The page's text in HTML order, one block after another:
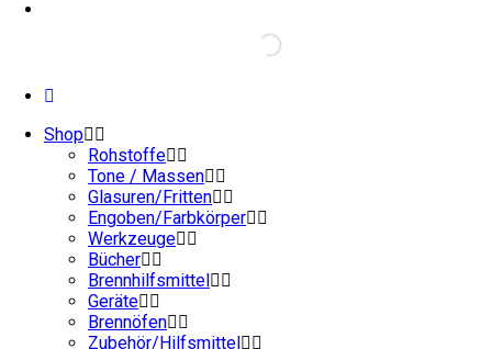
Shop
Rohstoffe
Tone / Massen
Glasuren/Fritten
Engoben/Farbkörper
Werkzeuge
Bücher
Brennhilfsmittel
Geräte
Brennöfen
Zubehör/Hilfsmittel